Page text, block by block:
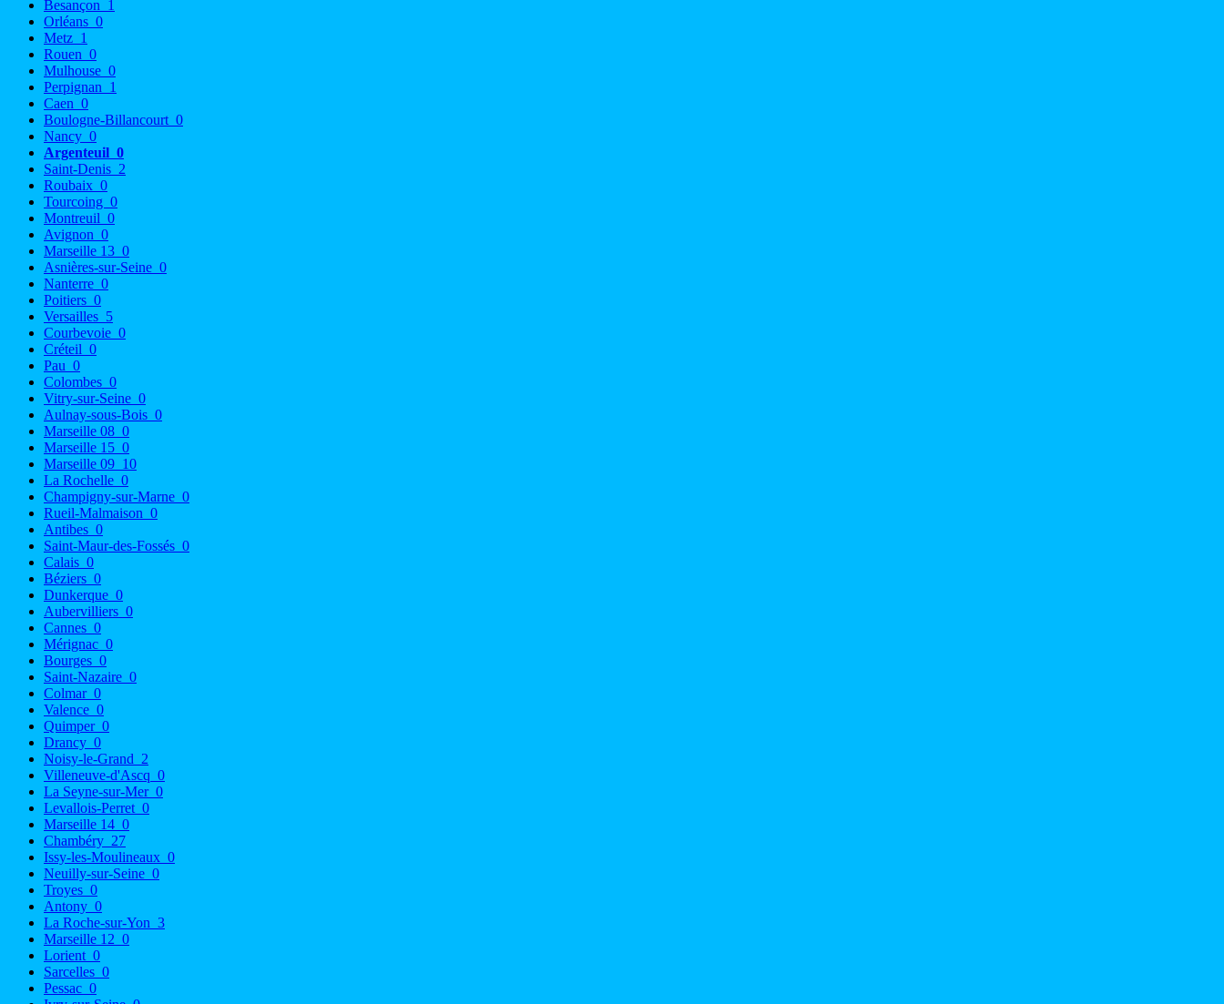
Besançon 1
Orléans 0
Metz 1
Rouen 0
Mulhouse 0
Perpignan 1
Caen 0
Boulogne-Billancourt 0
Nancy 0
Argenteuil 0
Saint-Denis 2
Roubaix 0
Tourcoing 0
Montreuil 0
Avignon 0
Marseille 13 0
Asnières-sur-Seine 0
Nanterre 0
Poitiers 0
Versailles 5
Courbevoie 0
Créteil 0
Pau 0
Colombes 0
Vitry-sur-Seine 0
Aulnay-sous-Bois 0
Marseille 08 0
Marseille 15 0
Marseille 09 10
La Rochelle 0
Champigny-sur-Marne 0
Rueil-Malmaison 0
Antibes 0
Saint-Maur-des-Fossés 0
Calais 0
Béziers 0
Dunkerque 0
Aubervilliers 0
Cannes 0
Mérignac 0
Bourges 0
Saint-Nazaire 0
Colmar 0
Valence 0
Quimper 0
Drancy 0
Noisy-le-Grand 2
Villeneuve-d'Ascq 0
La Seyne-sur-Mer 0
Levallois-Perret 0
Marseille 14 0
Chambéry 27
Issy-les-Moulineaux 0
Neuilly-sur-Seine 0
Troyes 0
Antony 0
La Roche-sur-Yon 3
Marseille 12 0
Lorient 0
Sarcelles 0
Pessac 0